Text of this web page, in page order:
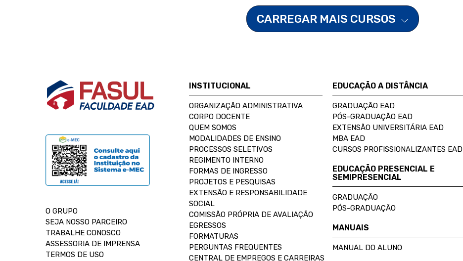
CARREGAR MAIS CURSOS
O GRUPO
SEJA NOSSO PARCEIRO
TRABALHE CONOSCO
ASSESSORIA DE IMPRENSA
TERMOS DE USO
INSTITUCIONAL
ORGANIZAÇÃO ADMINISTRATIVA
CORPO DOCENTE
QUEM SOMOS
MODALIDADES DE ENSINO
PROCESSOS SELETIVOS
REGIMENTO INTERNO
FORMAS DE INGRESSO
PROJETOS E PESQUISAS
EXTENSÃO E RESPONSABILIDADE
SOCIAL
COMISSÃO PRÓPRIA DE AVALIAÇÃO
EGRESSOS
FORMATURAS
PERGUNTAS FREQUENTES
CENTRAL DE EMPREGOS E CARREIRAS
EDUCAÇÃO A DISTÂNCIA
GRADUAÇÃO EAD
PÓS-GRADUAÇÃO EAD
EXTENSÃO UNIVERSITÁRIA EAD
MBA EAD
CURSOS PROFISSIONALIZANTES EAD
EDUCAÇÃO PRESENCIAL E
SEMIPRESENCIAL
GRADUAÇÃO
PÓS-GRADUAÇÃO
MANUAIS
MANUAL DO ALUNO